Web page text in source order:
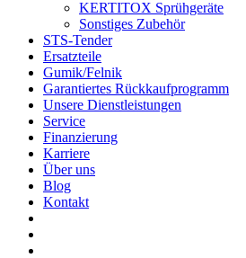
KERTITOX Sprühgeräte
Sonstiges Zubehör
STS-Tender
Ersatzteile
Gumik/Felnik
Garantiertes Rückkaufprogramm
Unsere Dienstleistungen
Service
Finanzierung
Karriere
Über uns
Blog
Kontakt